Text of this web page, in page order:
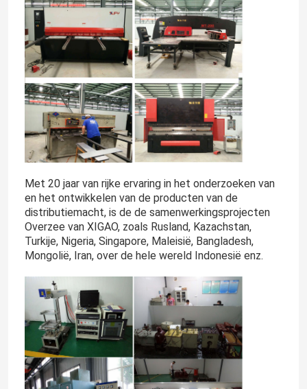
Met 20 jaar van rijke ervaring in het onderzoeken van
en het ontwikkelen van de producten van de
distributiemacht, is de de samenwerkingsprojecten
Overzee van XIGAO, zoals Rusland, Kazachstan,
Turkije, Nigeria, Singapore, Maleisië, Bangladesh,
Mongolië, Iran, over de hele wereld Indonesië enz.